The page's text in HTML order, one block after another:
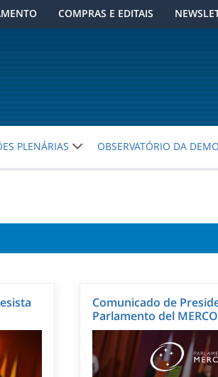
COMPRAS E EDITAIS
PLENÁRIAS OBSERVATÓRIO DA
Comunicado de
Parlamento del